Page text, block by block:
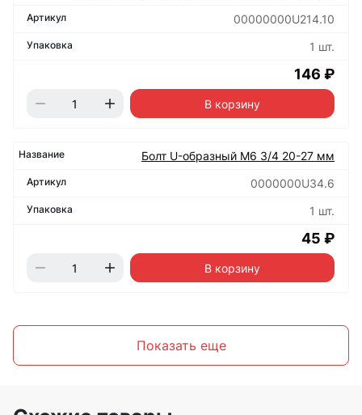
00000000U214.10
1 шт.
146 ₽
В корзину
Болт U-образный М6 3/4 20-27 мм
0000000U34.6
1 шт.
45 ₽
В корзину
Показать еще